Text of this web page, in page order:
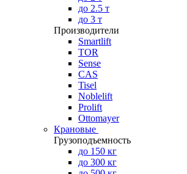
до 2.5 т
до 3 т
Производители
Smartlift
TOR
Sense
CAS
Tisel
Noblelift
Prolift
Ottomayer
Крановые
Грузоподъемность
до 150 кг
до 300 кг